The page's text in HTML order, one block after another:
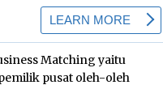
Matching yaitu
pusat oleh-oleh